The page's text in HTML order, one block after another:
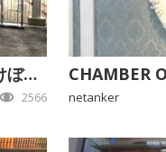
寝台特急ブルートレインあけぼの1
2566 netanker